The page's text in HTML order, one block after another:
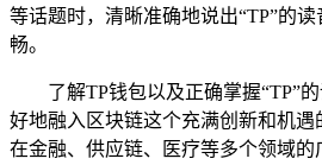
等话题时，清晰准确地说出“TP”的
畅。
了解TP钱包以及正确掌握“TP”
好地融入区块链这个充满创新和机
在金融、供应链、医疗等多个领域的